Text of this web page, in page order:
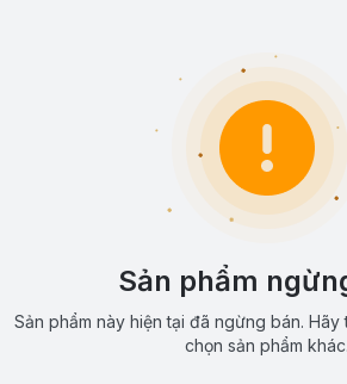
Sản phẩm
Sản phẩm này hiện tại đã ngừng bán.
chọn sản phẩm khác.